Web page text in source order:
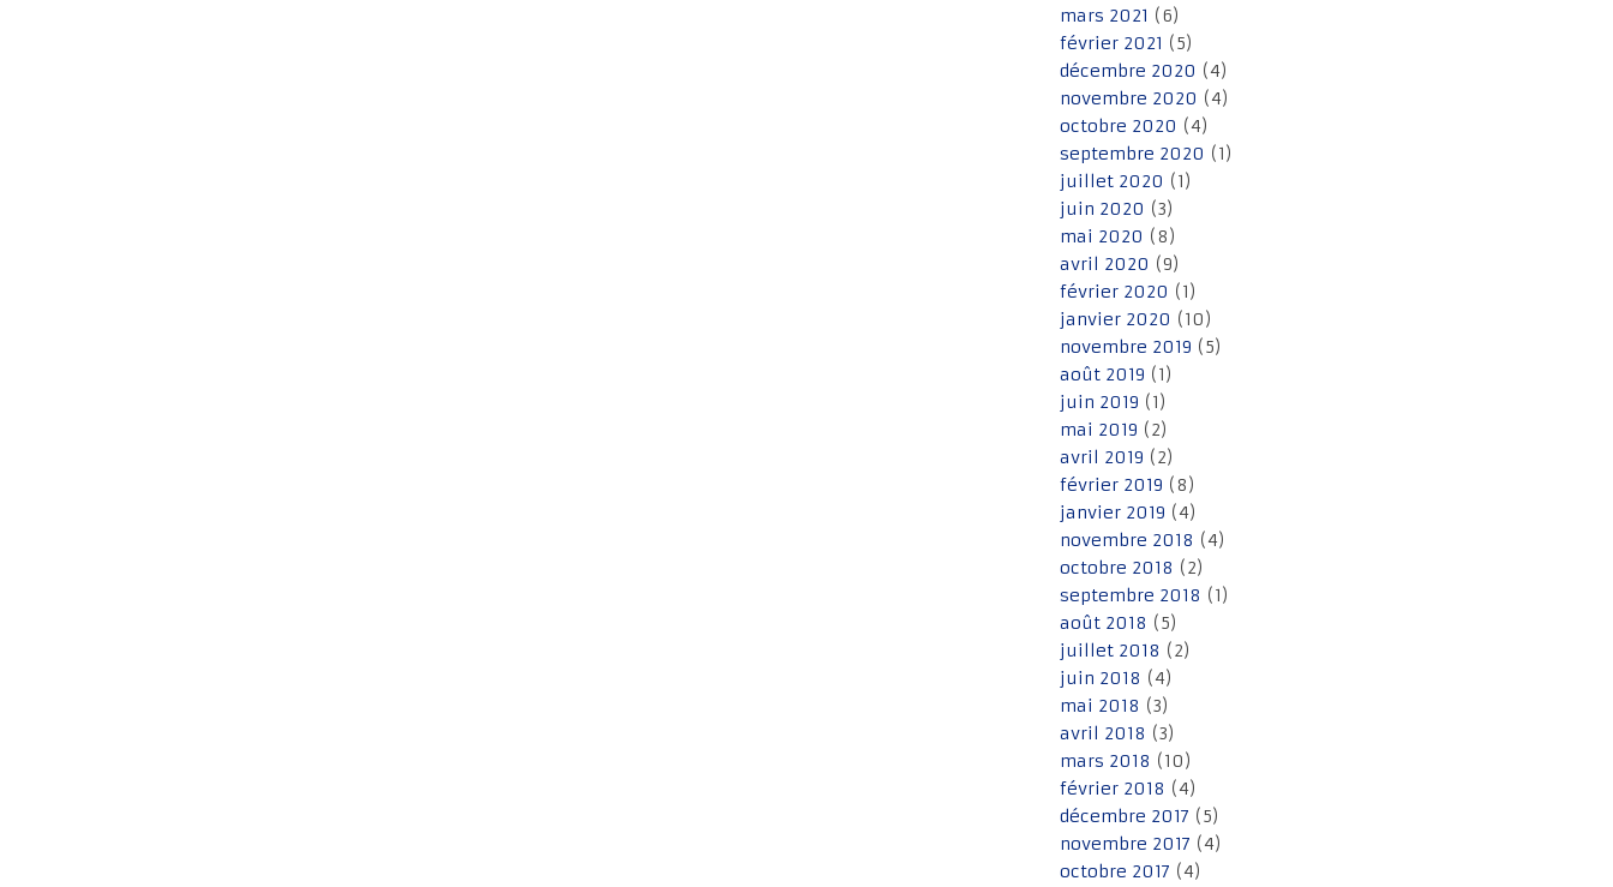
mars 2021 (6)
février 2021 (5)
décembre 2020 (4)
novembre 2020 (4)
octobre 2020 (4)
septembre 2020 (1)
juillet 2020 (1)
juin 2020 (3)
mai 2020 (8)
avril 2020 (9)
février 2020 (1)
janvier 2020 (10)
novembre 2019 (5)
août 2019 (1)
juin 2019 (1)
mai 2019 (2)
avril 2019 (2)
février 2019 (8)
janvier 2019 (4)
novembre 2018 (4)
octobre 2018 (2)
septembre 2018 (1)
août 2018 (5)
juillet 2018 (2)
juin 2018 (4)
mai 2018 (3)
avril 2018 (3)
mars 2018 (10)
février 2018 (4)
décembre 2017 (5)
novembre 2017 (4)
octobre 2017 (4)